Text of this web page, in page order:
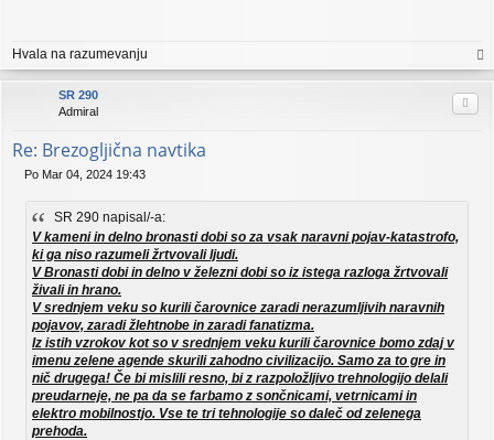
o
r
Hvala na razumevanju
a
SR 290
Admiral
Re: Brezogljična navtika
Po Mar 04, 2024 19:43
SR 290 napisal/-a:
V kameni in delno bronasti dobi so za vsak naravni pojav-katastrofo,
ki ga niso razumeli žrtvovali ljudi.
V Bronasti dobi in delno v železni dobi so iz istega razloga žrtvovali
živali in hrano.
V srednjem veku so kurili čarovnice zaradi nerazumljivih naravnih
pojavov, zaradi žlehtnobe in zaradi fanatizma.
Iz istih vzrokov kot so v srednjem veku kurili čarovnice bomo zdaj v
imenu zelene agende skurili zahodno civilizacijo. Samo za to gre in
nič drugega! Če bi mislili resno, bi z razpoložljivo trehnologijo delali
preudarneje, ne pa da se farbamo z sončnicami, vetrnicami in
elektro mobilnostjo. Vse te tri tehnologije so daleč od zelenega
prehoda.